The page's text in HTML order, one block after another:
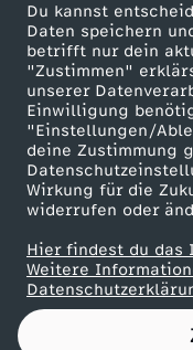
Du kannst
Daten speichern
betrifft nur dein
"Zustimmen"
unserer
Einwilligung
"Einstellungen/
deine Zustimmung
Wirkung für die
widerrufen oder
Hier findest du das
Weitere
l
l
e
n
T
h
ZDF goes Schule
Werbefernsehen
Mainzelmännchen
Partner